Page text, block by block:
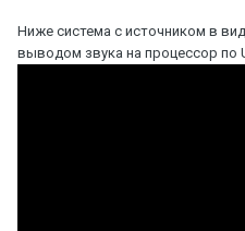
Ниже система с источником в
выводом звука на процессор по